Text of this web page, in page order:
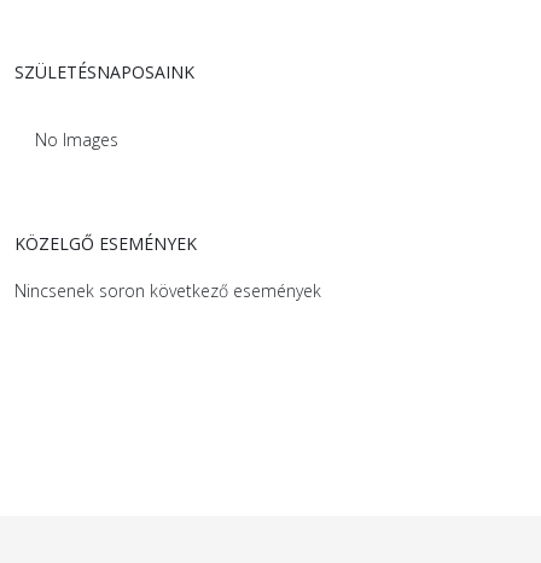
SZÜLETÉSNAPOSAINK
No Images
KÖZELGŐ ESEMÉNYEK
Nincsenek soron következő események